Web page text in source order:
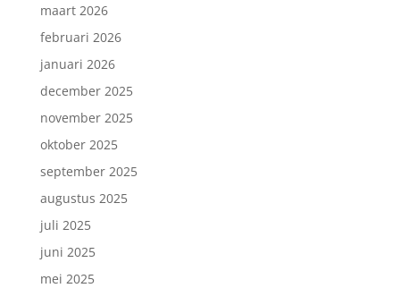
maart 2026
februari 2026
januari 2026
december 2025
november 2025
oktober 2025
september 2025
augustus 2025
juli 2025
juni 2025
mei 2025